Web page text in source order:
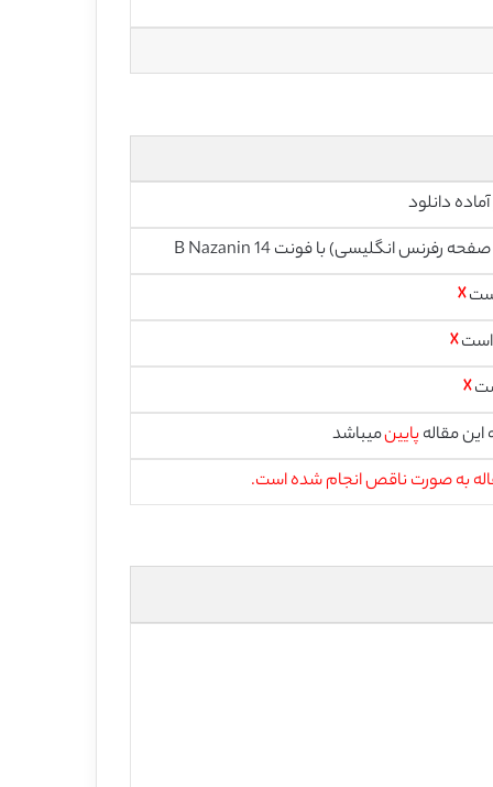
دانلود
☓
☓
☓
مقالهپایینمیباشد
به صورت ناقص انجام شده است.